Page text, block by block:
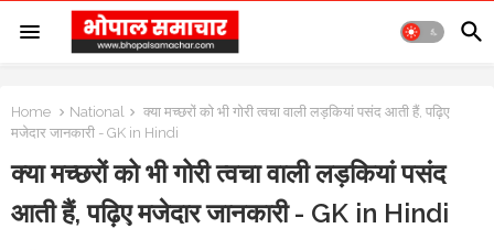
Home National
क्या मच्छरों को भी गोरी त्वचा वाली लड़कियां पसंद आती हैं, पढ़िए
मजेदार जानकारी - GK in Hindi
क्या मच्छरों को भी गोरी त्वचा वाली लड़कियां पसंद
आती हैं, पढ़िए मजेदार जानकारी - GK in Hindi